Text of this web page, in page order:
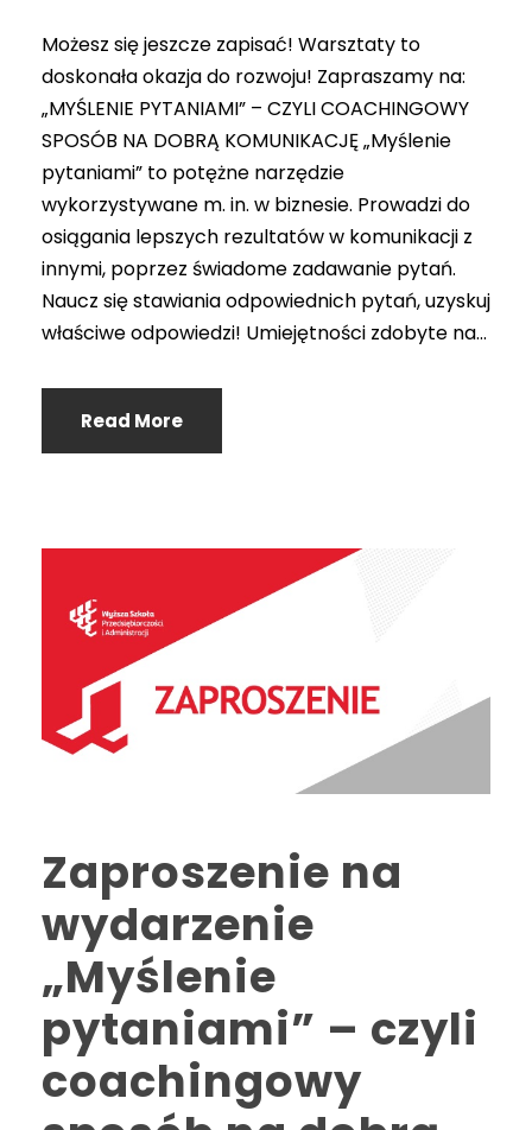
Możesz się jeszcze zapisać! Warsztaty to
doskonała okazja do rozwoju! Zapraszamy na:
„MYŚLENIE PYTANIAMI” – CZYLI COACHINGOWY
SPOSÓB NA DOBRĄ KOMUNIKACJĘ „Myślenie
pytaniami” to potężne narzędzie
wykorzystywane m. in. w biznesie. Prowadzi do
osiągania lepszych rezultatów w komunikacji z
innymi, poprzez świadome zadawanie pytań.
Naucz się stawiania odpowiednich pytań, uzyskuj
właściwe odpowiedzi! Umiejętności zdobyte na...
Read More
Zaproszenie na
wydarzenie
„Myślenie
pytaniami” – czyli
coachingowy